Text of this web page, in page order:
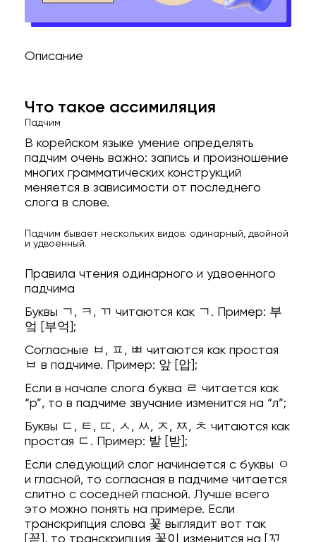
Описание
Что такое ассимиляция
Падчим
В корейском языке умение определять
падчим очень важно: запись и произношение
многих грамматических конструкций
меняется в зависимости от последнего
слога в слове.
Падчим бывает нескольких видов: одинарный, двойной
и удвоенный.
Правила чтения одинарного и удвоенного
падчима
Буквы ㄱ, ㅋ, ㄲ читаются как ㄱ. Пример: 부
엌 [부억];
Согласные ㅂ, ㅍ, ㅃ читаются как простая
ㅂ в падчиме. Пример: 앞 [압];
Если в начале слога буква ㄹ читается как
“р”, то в падчиме звучание изменится на “л”;
Буквы ㄷ, ㅌ, ㄸ, ㅅ, ㅆ, ㅈ, ㅉ, ㅊ читаются как
простая ㄷ. Пример: 밭 [받];
Если следующий слог начинается с буквы ㅇ
и гласной, то согласная в падчиме читается
слитно с соседней гласной. Лучше всего
это можно понять на примере. Если
транскрипция слова 꽃 выглядит вот так
[꼳], то транскрипция 꽃이 изменится на [꼬